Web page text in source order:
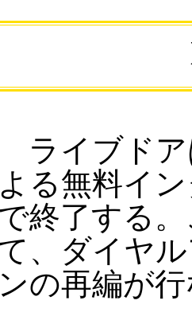
ライブドア
よる無料イ
で終了する
、ダイヤ
ンの再編が